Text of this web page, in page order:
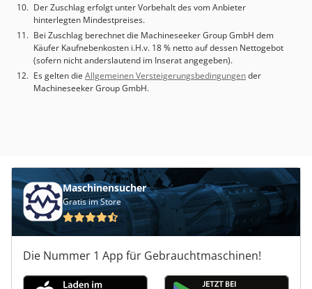
Der Zuschlag erfolgt unter Vorbehalt des vom Anbieter
hinterlegten Mindestpreises.
Bei Zuschlag berechnet die Machineseeker Group GmbH dem
Käufer Kaufnebenkosten i.H.v. 18 % netto auf dessen Nettogebot
(sofern nicht anderslautend im Inserat angegeben).
Es gelten die Allgemeinen Versteigerungsbedingungender
Machineseeker Group GmbH.
Maschinensucher
Gratis im Store
Die Nummer 1 App für Gebrauchtmaschinen!